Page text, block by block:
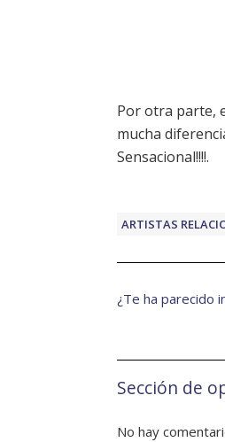
Por otra parte,
mucha
Sensacional!!!!.
ARTISTAS
¿Te ha parecido
Sección de
No hay